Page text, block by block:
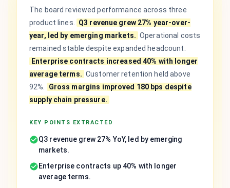
The board reviewed performance across three
product lines.
Q3 revenue grew 27% year-over-
year, led by emerging markets. Operational costs
remained stable despite expanded headcount.
Enterprise contracts increased 40% with longer
average terms. Customer retention held above
92%.
Gross margins improved 180 bps despite
supply chain pressure.
KEY POINTS EXTRACTED
Q3 revenue grew 27% YoY, led by emerging
markets.
Enterprise contracts up 40% with longer
average terms.